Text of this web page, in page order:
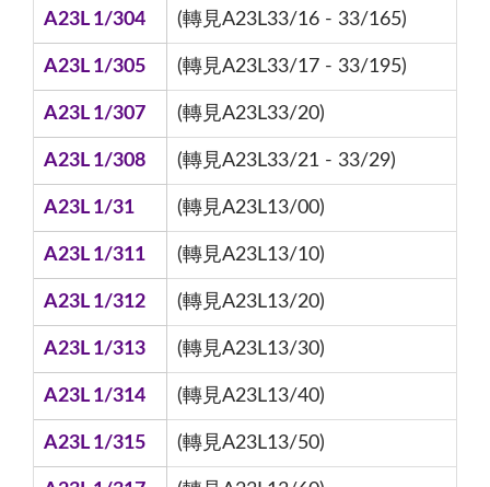
A23L 1/304 (轉見A23L33/16 - 33/165)
A23L 1/305 (轉見A23L33/17 - 33/195)
A23L 1/307 (轉見A23L33/20)
A23L 1/308 (轉見A23L33/21 - 33/29)
A23L 1/31 (轉見A23L13/00)
A23L 1/311 (轉見A23L13/10)
A23L 1/312 (轉見A23L13/20)
A23L 1/313 (轉見A23L13/30)
A23L 1/314 (轉見A23L13/40)
A23L 1/315 (轉見A23L13/50)